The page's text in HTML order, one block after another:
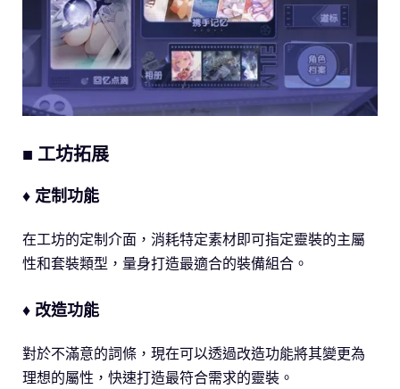
■ 工坊拓展
♦ 定制功能
在工坊的定制介面，消耗特定素材即可指定靈裝的主屬
性和套裝類型，量身打造最適合的裝備組合。
♦ 改造功能
對於不滿意的詞條，現在可以透過改造功能將其變更為
理想的屬性，快速打造最符合需求的靈裝。